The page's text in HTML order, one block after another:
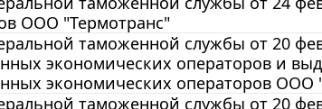
ООО "Термотранс"
таможенной службы от 20
экономических операторов и
экономических операторов
таможенной службы от 20